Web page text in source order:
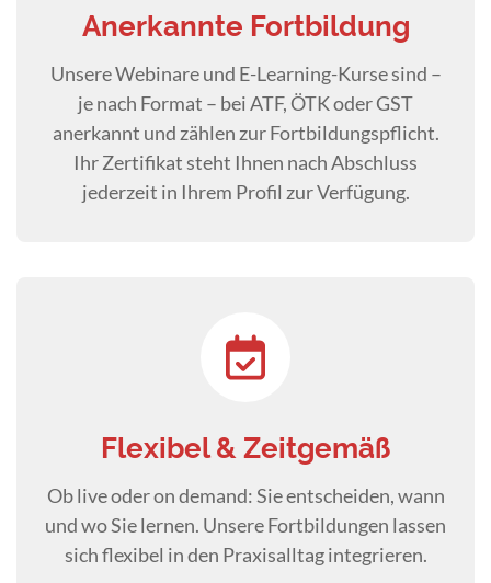
Anerkannte Fortbildung
Unsere Webinare und E-Learning-Kurse sind –
je nach Format – bei ATF, ÖTK oder GST
anerkannt und zählen zur Fortbildungspflicht.
Ihr Zertifikat steht Ihnen nach Abschluss
jederzeit in Ihrem Profil zur Verfügung.
Flexibel & Zeitgemäß
Ob live oder on demand: Sie entscheiden, wann
und wo Sie lernen. Unsere Fortbildungen lassen
sich flexibel in den Praxisalltag integrieren.